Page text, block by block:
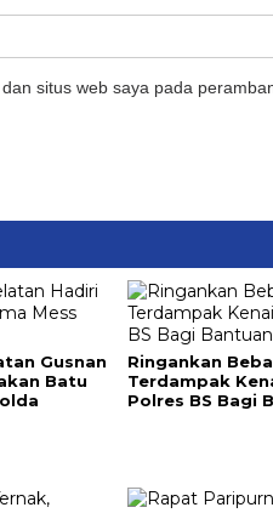
situs web saya pada
Gusnan
Batu
Ringankan
Terdampak
Polres BS Bagi